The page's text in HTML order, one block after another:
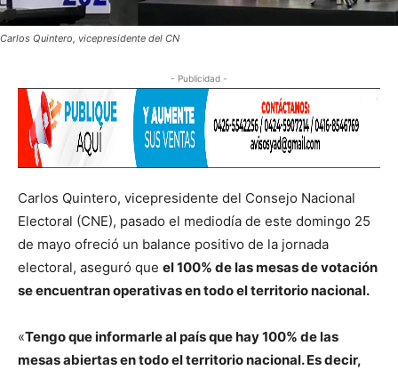
Carlos Quintero, vicepresidente del CN
- Publicidad -
Carlos Quintero, vicepresidente del Consejo Nacional
Electoral (CNE), pasado el mediodía de este domingo 25
de mayo ofreció un balance positivo de la jornada
electoral, aseguró que el 100% de las mesas de votación
se encuentran operativas en todo el territorio nacional.
«Tengo que informarle al país que hay 100% de las
mesas abiertas en todo el territorio nacional. Es decir,